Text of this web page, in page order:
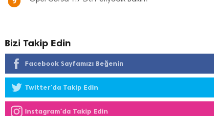
Bizi Takip Edin
Facebook Sayfamızı Beğenin
Twitter'da Takip Edin
Instagram'da Takip Edin